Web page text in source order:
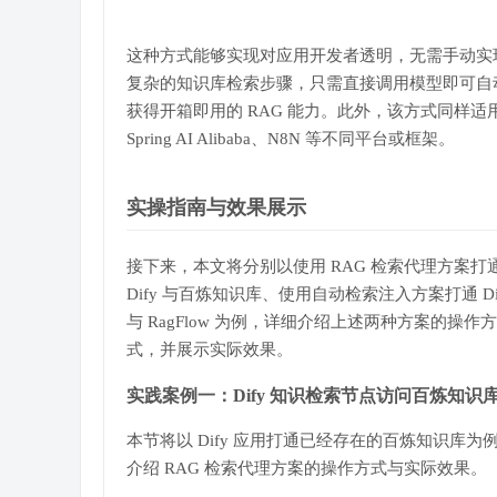
这种方式能够实现对应用开发者透明，无需手动实
复杂的知识库检索步骤，只需直接调用模型即可自
获得开箱即用的 RAG 能力。此外，该方式同样适
Spring AI Alibaba、N8N 等不同平台或框架。
实操指南与效果展示
接下来，本文将分别以使用 RAG 检索代理方案打
Dify 与百炼知识库、使用自动检索注入方案打通
与 RagFlow 为例，详细介绍上述两种方案的操作方
式，并展示实际效果。
实践案例一：Dify 知识检索节点访问百炼知识
本节将以 Dify 应用打通已经存在的百炼知识库为例
介绍 RAG 检索代理方案的操作方式与实际效果。